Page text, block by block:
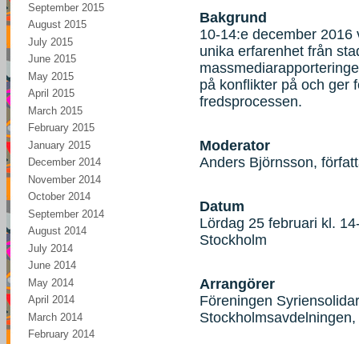
September 2015
August 2015
July 2015
June 2015
May 2015
April 2015
March 2015
February 2015
January 2015
December 2014
November 2014
October 2014
September 2014
August 2014
July 2014
June 2014
May 2014
April 2014
March 2014
February 2014
Bakgrund
10-14:e december 2016
unika erfarenhet från
på konflikter på och ger
fredsprocessen.
Moderator
Anders Björnsson,
Datum
Lördag 25 februari kl.
Stockholm
Arrangörer
Föreningen